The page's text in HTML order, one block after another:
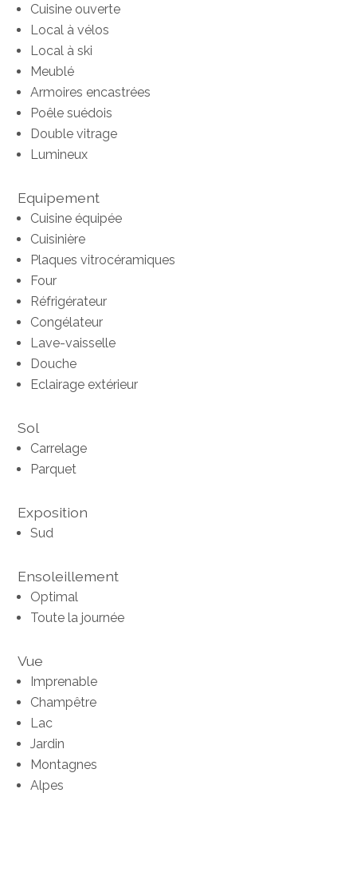
Cuisine ouverte
Local à vélos
Local à ski
Meublé
Armoires encastrées
Poêle suédois
Double vitrage
Lumineux
Equipement
Cuisine équipée
Cuisinière
Plaques vitrocéramiques
Four
Réfrigérateur
Congélateur
Lave-vaisselle
Douche
Eclairage extérieur
Sol
Carrelage
Parquet
Exposition
Sud
Ensoleillement
Optimal
Toute la journée
Vue
Imprenable
Champêtre
Lac
Jardin
Montagnes
Alpes